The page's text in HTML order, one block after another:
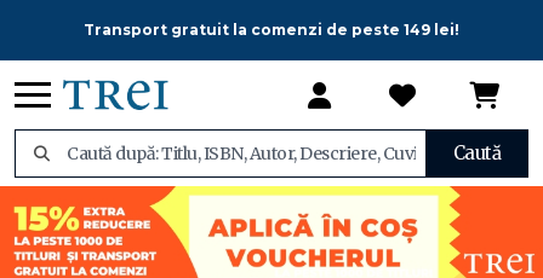
Transport gratuit la comenzi de peste 149 lei!
Caută